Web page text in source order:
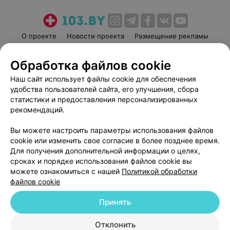
О проекте Новости проекта
Размещение рекламы
Пользовательское соглашение
Способы оплаты
Вакансии
Партнеры
Написать руководителю 103.by
Обработка персональных данных
© 2026 ООО «Артокс Лаб», УНП 191700409
| 220012, Республика Беларусь,
Обработка файлов cookie
Наш сайт использует файлы cookie для обеспечения
удобства пользователей сайта, его улучшения, сбора
статистики и предоставления персонализированных
рекомендаций.
Вы можете настроить параметры использования файлов
cookie или изменить свое согласие в более позднее время.
Для получения дополнительной информации о целях,
сроках и порядке использования файлов cookie вы
можете ознакомиться с нашей Политикой обработки
файлов cookie
Отклонить
Принять